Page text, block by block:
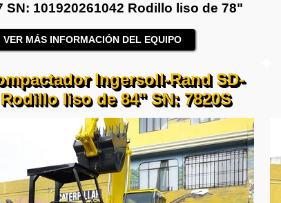
SN: 101920261042 Rodillo liso de 78"
VER MÁS INFORMACIÓN DEL EQUIPO
Ingersoll-Rand SD-
liso de 84" SN: 7820S